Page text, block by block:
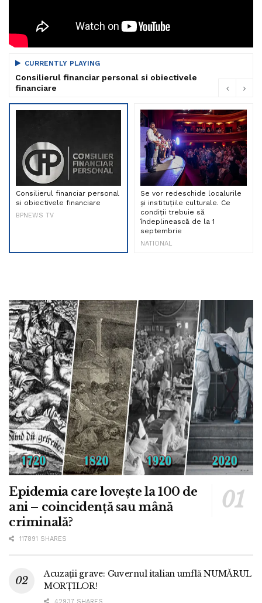
CURRENTLY PLAYING
Consilierul financiar personal si obiectivele
financiare
Consilierul financiar personal
si obiectivele financiare
BPNEWS TV
Se vor redeschide localurile
și instituțiile culturale. Ce
condiții trebuie să
îndeplinească de la 1
septembrie
NATIONAL
Epidemia care lovește la 100 de
ani – coincidență sau mână
criminală?
117891 SHARES
Acuzații grave: Guvernul italian umflă NUMĂRUL
MORȚILOR!
42937 SHARES